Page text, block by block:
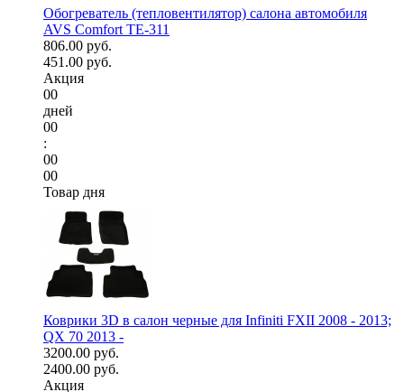
Обогреватель (тепловентилятор) салона автомобиля
AVS Comfort TE-311
806.00 руб.
451.00 руб.
Акция
00
дней
00
:
00
00
Товар дня
Коврики 3D в салон черные для Infiniti FXII 2008 - 2013;
QX 70 2013 -
3200.00 руб.
2400.00 руб.
Акция